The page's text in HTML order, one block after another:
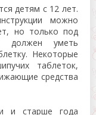
детям с 12 лет.
можно
но только под
должен уметь
Некоторые
таблеток,
средства
и старше года